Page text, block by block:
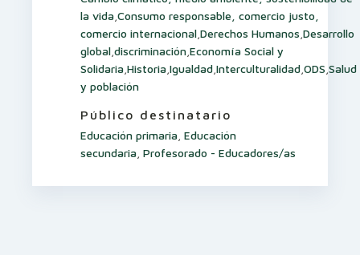
la vida Consumo responsable, comercio justo,
comercio internacional Derechos Humanos Desarrollo
global discriminación Economía Social y
Solidaria Historia Igualdad Interculturalidad ODS Salud
y población
Público destinatario
Educación primaria Educación
secundaria Profesorado - Educadores/as